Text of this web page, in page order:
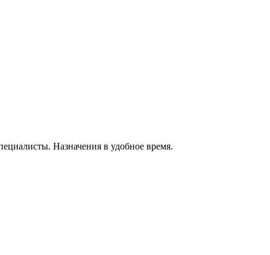
Назначения в удобное время.